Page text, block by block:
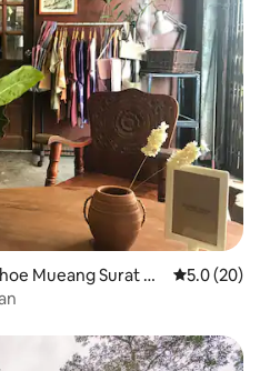
Mueang Surat Th
Penarafan
5.0 (20)